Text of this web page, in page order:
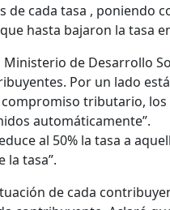
cada tasa , poniendo
hasta bajaron la tasa
de Desarrollo
Por un lado
tributario,
automáticamente”.
al 50% la tasa a
la tasa”.
de cada